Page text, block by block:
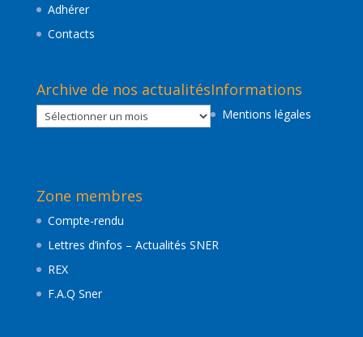
Adhérer
Contacts
Archive de nos actualités
Archive
de
Informations
Mentions légales
Zone membres
Compte-rendu
Lettres d’infos – Actualités SNER
REX
F.A.Q Sner